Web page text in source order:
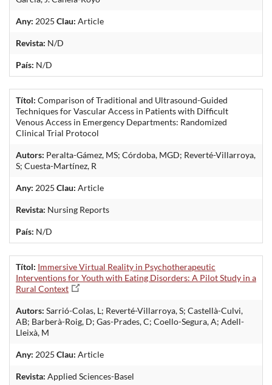
Any: 2025 Clau: Article
Revista: N/D
País: N/D
Títol: Comparison of Traditional and Ultrasound-Guided
Techniques for Vascular Access in Patients with Difficult
Venous Access in Emergency Departments: Randomized
Clinical Trial Protocol
Autors: Peralta-Gámez, MS; Córdoba, MGD; Reverté-Villarroya,
S; Cuesta-Martínez, R
Any: 2025 Clau: Article
Revista: Nursing Reports
País: N/D
Títol: Immersive Virtual Reality in Psychotherapeutic
Interventions for Youth with Eating Disorders: A Pilot Study in a
Rural Context
Autors: Sarrió-Colas, L; Reverté-Villarroya, S; Castellà-Culvi,
AB; Barberà-Roig, D; Gas-Prades, C; Coello-Segura, A; Adell-
Lleixà, M
Any: 2025 Clau: Article
Revista: Applied Sciences-Basel